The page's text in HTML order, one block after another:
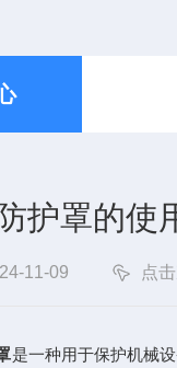
护罩的使
11-09 点
是一种用于保护机械